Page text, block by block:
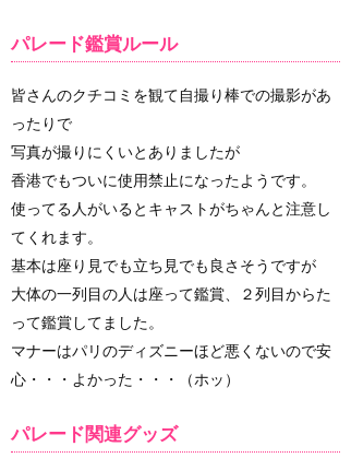
パレード鑑賞ルール
皆さんのクチコミを観て自撮り棒での撮影があ
ったりで
写真が撮りにくいとありましたが
香港でもついに使用禁止になったようです。
使ってる人がいるとキャストがちゃんと注意し
てくれます。
基本は座り見でも立ち見でも良さそうですが
大体の一列目の人は座って鑑賞、２列目からた
って鑑賞してました。
マナーはパリのディズニーほど悪くないので安
心・・・よかった・・・（ホッ）
パレード関連グッズ